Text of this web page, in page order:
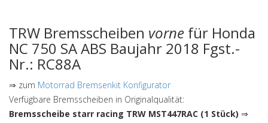
TRW Bremsscheiben vorne für Honda
NC 750 SA ABS Baujahr 2018 Fgst.-
Nr.: RC88A
⇒ zum Motorrad Bremsenkit Konfigurator
Verfügbare Bremsscheiben in Originalqualität:
Bremsscheibe starr racing TRW MST447RAC (1 Stück) ⇒